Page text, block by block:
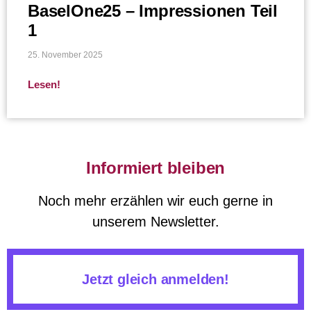
BaselOne25 – Impressionen Teil
1
25. November 2025
Lesen!
Informiert bleiben
Noch mehr erzählen wir euch gerne in
unserem Newsletter.
Jetzt gleich anmelden!